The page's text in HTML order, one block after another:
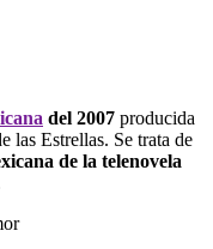
del 2007 producida
las Estrellas. Se trata de
de la telenovela